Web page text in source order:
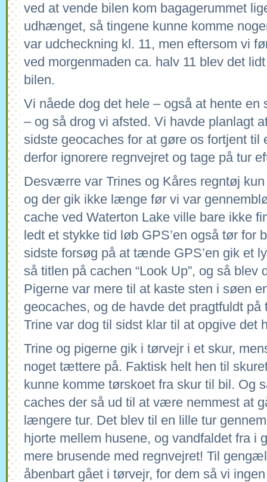
ved at vende bilen kom bagagerummet
udhænget, så tingene kunne komme
var udcheckning kl. 11, men eftersom vi
ved morgenmaden ca. halv 11 blev det
bilen.
Vi nåede dog det hele – også at hente en
– og så drog vi afsted. Vi havde planlagt
sidste geocaches for at gøre os fortjent til
derfor ignorere regnvejret og tage på tur
Desværre var Trines og Kåres regntøj
og der gik ikke længe før vi var
cache ved Waterton Lake ville bare ikke
ledt et stykke tid løb GPS’en også tør for
sidste forsøg på at tænde GPS’en gik et
så titlen på cachen “Look Up”, og så blev
Pigerne var mere til at kaste sten i søen
geocaches, og de havde det pragtfuldt
Trine var dog til sidst klar til at opgive det
Trine og pigerne gik i tørvejr i et skur,
noget tættere på. Faktisk helt hen til
kunne komme tørskoet fra skur til bil. Og
caches der så ud til at være nemmest at
længere tur. Det blev til en lille tur
hjorte mellem husene, og vandfaldet fra i
mere brusende med regnvejret! Til
åbenbart gået i tørvejr, for dem så vi